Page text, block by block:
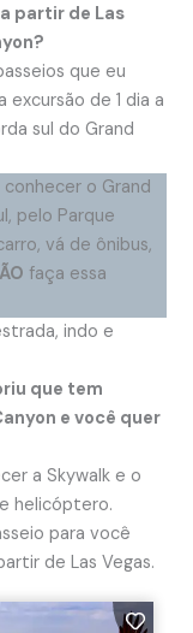
partir de Las
que eu
excursão de 1 dia a
sul do Grand
o Grand
pelo Parque
vá de ônibus,
faça essa
indo e
que tem
e você quer
a Skywalk e o
helicóptero.
para você
de Las Vegas.